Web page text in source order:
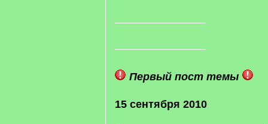
Первый пост темы
15 сентября 2010